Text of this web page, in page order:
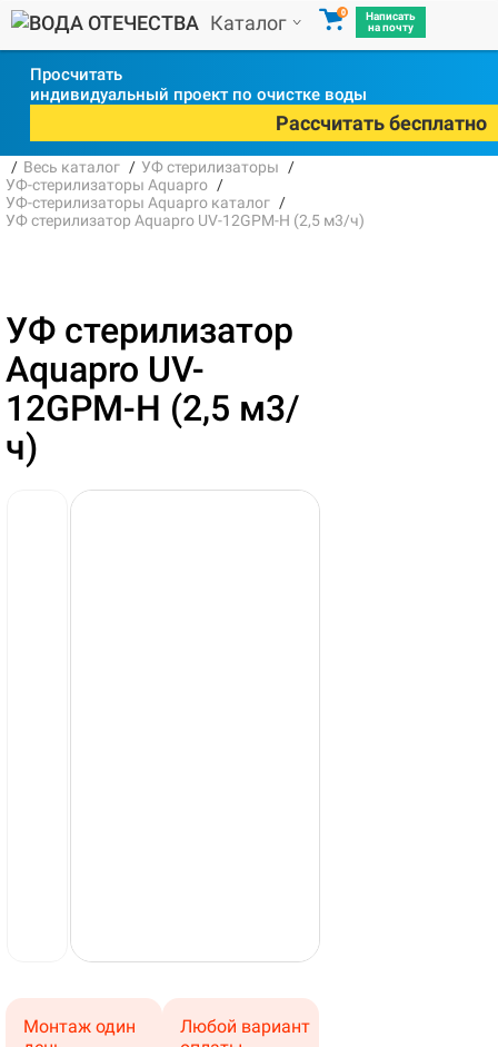
Каталог 0
Написать
на почту
Просчитать
индивидуальный проект по очистке воды
Рассчитать бесплатно
Весь каталог
УФ стерилизаторы
УФ-стерилизаторы Aquapro
УФ-стерилизаторы Aquapro каталог
УФ стерилизатор Aquapro UV-12GPM-H (2,5 м3/ч)
УФ стерилизатор
Aquapro UV-
12GPM-H (2,5 м3/
ч)
Монтаж один
Любой вариант